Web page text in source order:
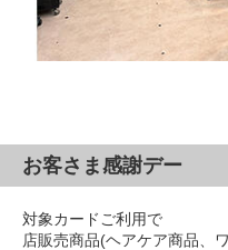
お客さま感謝デー
対象カードご利用で
店販売商品(ヘアケア商品、